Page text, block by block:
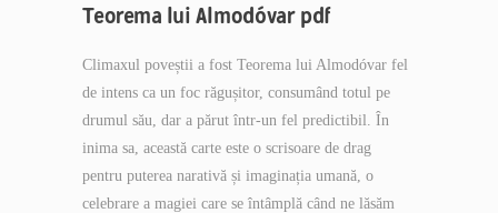
Teorema lui Almodóvar pdf
Climaxul poveștii a fost Teorema lui Almodóvar fel
de intens ca un foc răgușitor, consumând totul pe
drumul său, dar a părut într-un fel predictibil. În
inima sa, această carte este o scrisoare de drag
pentru puterea narativă și imaginația umană, o
celebrare a magiei care se întâmplă când ne lăsăm